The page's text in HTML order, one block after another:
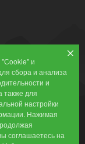
и
сбора и анализа
и
также для
настройки
Нажимая
соглашаетесь на